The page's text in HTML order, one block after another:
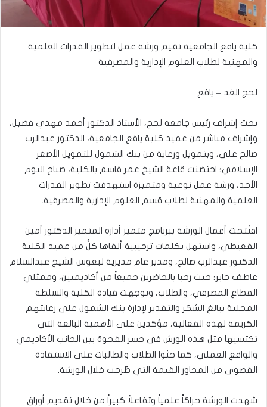
كلية يافع الجامعية تقيم ورشة عمل لتطوير القدرات العلمية
والمهنية لطلاب العلوم الإدارية والمصرفية
​لحج الغد – يافع
تحت إشراف رئيس جامعة لحج، الأستاذ الدكتور أحمد مهدي فضيل،
وإشراف مباشر من عميد كلية يافع الجامعية، الدكتور عبدالرب
صالح علي، وبتمويل ورعاية من بنك الشمول للتمويل الأصغر
الإسلامي؛ احتضنت قاعة الشيخ عمر قاسم بالكلية، صباح اليوم
الأحد، ورشة عمل نوعية ومتميزة استهدفت تطوير القدرات
العلمية والمهنية لطلاب قسم العلوم الإدارية والمصرفية.
افتُتحت أعمال الورشة ببرنامج متميز أداره المتميز الدكتور أمين
القعيطي، واستهل بكلمات ترحيبية ألقاها كلٌّ من عميد الكلية
الدكتور عبدالرب صالح، ومدير عام مديرية لبعوس الشيخ عبدالسلام
عاطف جابر؛ حيث رحبا بالحاضرين جميعاً من أكاديميين، وممثلي
القطاع المصرفي، والطلاب، ​وتوجهت قيادة الكلية والسلطة
المحلية ببالغ الشكر والتقدير لإدارة بنك الشمول على رعايتهم
الكريمة لهذه الفعالية، مؤكدين على الأهمية البالغة التي
تكتسيها مثل هذه الورش في جسر الفجوة بين الجانب الأكاديمي
والواقع العملي، كما حثوا الطلاب والطالبات على الاستفادة
القصوى من المحاور القيمة التي طُرحت خلال الورشة.
شهدت الورشة حراكاً علمياً وتفاعلاً كبيراً من خلال تقديم أوراق